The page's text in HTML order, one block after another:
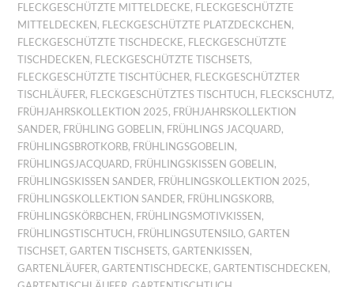
FLECKGESCHÜTZTE MITTELDECKE, FLECKGESCHÜTZTE
MITTELDECKEN , FLECKGESCHÜTZTE PLATZDECKCHEN ,
FLECKGESCHÜTZTE TISCHDECKE, FLECKGESCHÜTZTE
TISCHDECKEN , FLECKGESCHÜTZTE TISCHSETS,
FLECKGESCHÜTZTE TISCHTÜCHER, FLECKGESCHÜTZTER
TISCHLÄUFER, FLECKGESCHÜTZTES TISCHTUCH , FLECKSCHUTZ,
FRÜHJAHRSKOLLEKTION 2025, FRÜHJAHRSKOLLEKTION
SANDER, FRÜHLING GOBELIN , FRÜHLINGS JACQUARD,
FRÜHLINGSBROTKORB, FRÜHLINGSGOBELIN ,
FRÜHLINGSJACQUARD, FRÜHLINGSKISSEN GOBELIN ,
FRÜHLINGSKISSEN SANDER, FRÜHLINGSKOLLEKTION 2025,
FRÜHLINGSKOLLEKTION SANDER, FRÜHLINGSKORB,
FRÜHLINGSKÖRBCHEN , FRÜHLINGSMOTIVKISSEN ,
FRÜHLINGSTISCHTUCH , FRÜHLINGSUTENSILO,GARTEN
TISCHSET,GARTEN TISCHSETS,GARTENKISSEN ,
GARTENLÄUFER,GARTENTISCHDECKE,GARTENTISCHDECKEN ,